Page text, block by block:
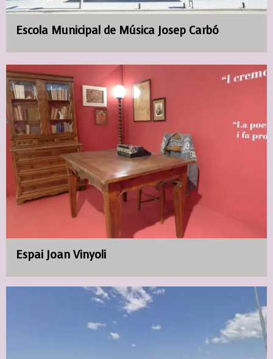
Escola Municipal de Música Josep Carbó
Espai Joan Vinyoli